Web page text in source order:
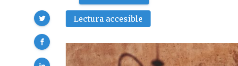
Lectura accesible
Compartir